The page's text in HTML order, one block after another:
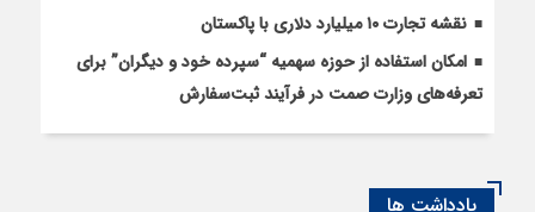
نقشه تجارت ۱۰‌ میلیارد دلاری با پاکستان
امکان استفاده از حوزه سهمیه “سپرده خود و دیگران” برای
تعرفه‌های وزارت صمت در فرآیند ثبت‌سفارش
یادداشت ها